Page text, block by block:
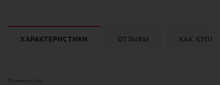
ХАРАКТЕРИСТИКИ ОТЗЫВЫ КАК